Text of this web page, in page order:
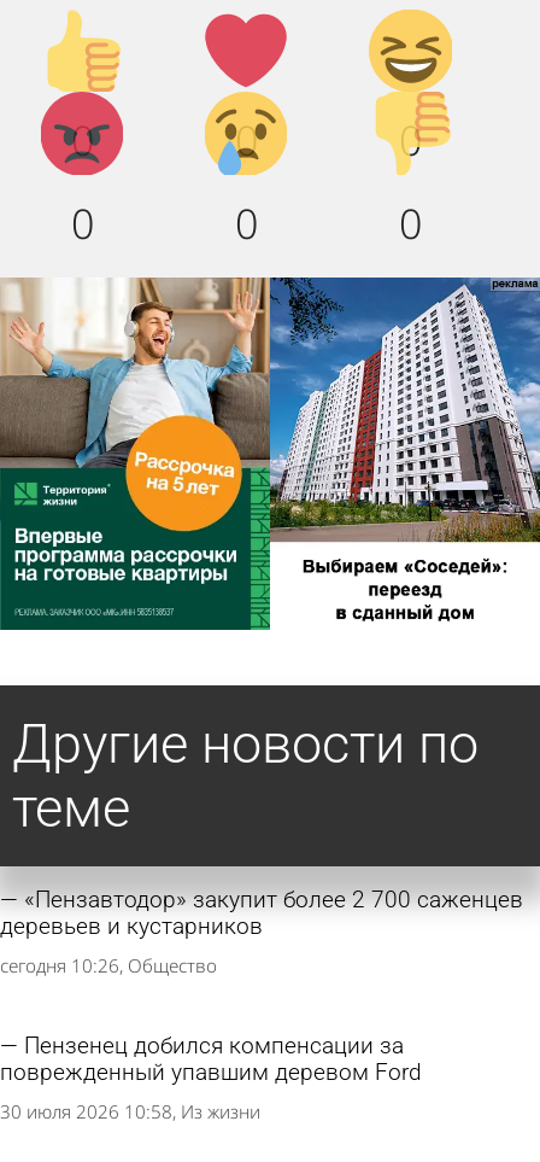
Палец
вверх!
0
Лайк!
0
Дикий
смех!
0
Агрессия!
0
Грусть :
(
0
Палец
вниз!
0
Другие новости по
теме
«Пензавтодор» закупит более 2 700 саженцев
деревьев и кустарников
сегодня 10:26 Общество
Пензенец добился компенсации за
поврежденный упавшим деревом Ford
30 июля 2026 10:58 Из жизни